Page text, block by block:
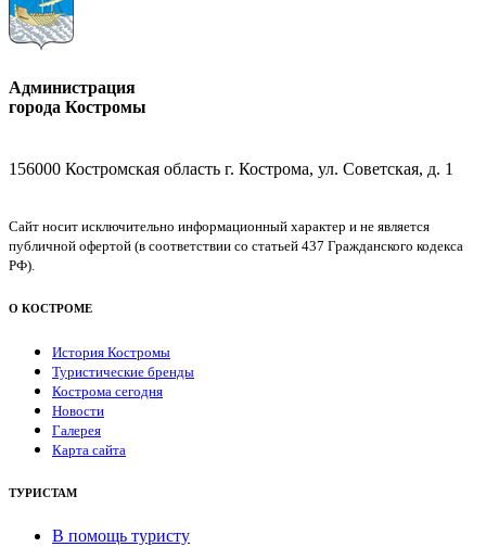
Администрация
города Костромы
156000 Костромская область г. Кострома, ул. Советская, д. 1
Сайт носит исключительно информационный характер и не является
публичной офертой (в соответствии со статьей 437 Гражданского кодекса
РФ).
О КОСТРОМЕ
История Костромы
Туристические бренды
Кострома сегодня
Новости
Галерея
Карта сайта
ТУРИСТАМ
В помощь туристу